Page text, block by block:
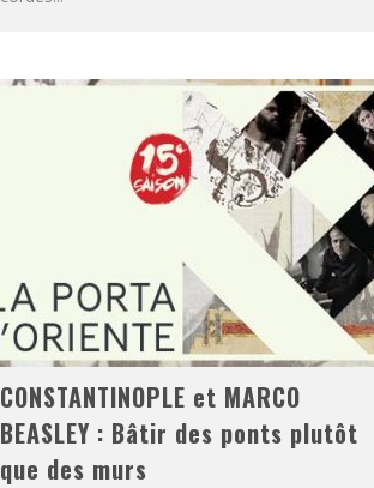
CONSTANTINOPLE et MARCO
BEASLEY : Bâtir des ponts plutôt
que des murs